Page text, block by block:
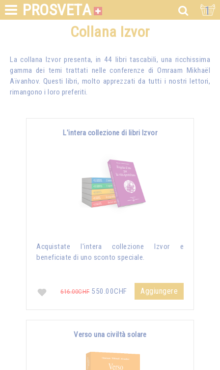
PROSVETA 1
Collana Izvor
La collana Izvor presenta, in 44 libri tascabili, una ricchissima
gamma dei temi trattati nelle conferenze diOmraam Mikhaël
Aïvanhov. Questi libri, molto apprezzati da tutti i nostri lettori,
rimangono i loro preferiti.
L'intera collezione di libri Izvor
Acquistate l'intera collezione Izvor e
beneficiate di uno sconto speciale.
616.00CHF550.00CHF Aggiungere
Verso una civiltà solare